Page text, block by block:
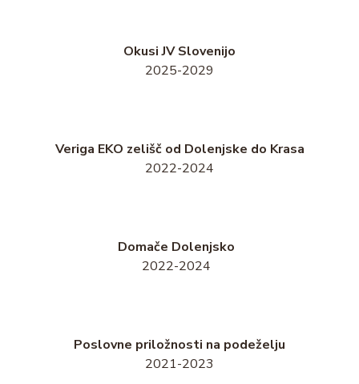
Okusi JV Slovenijo
2025-2029
Veriga EKO zelišč od Dolenjske do Krasa
2022-2024
Domače Dolenjsko
2022-2024
Poslovne priložnosti na podeželju
2021-2023